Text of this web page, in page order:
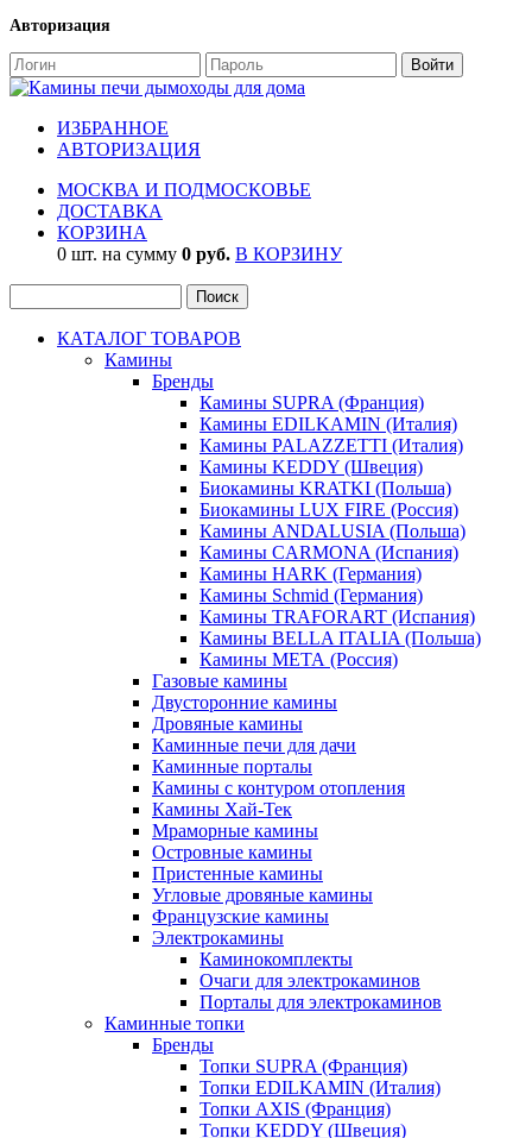
Авторизация
ИЗБРАННОЕ
АВТОРИЗАЦИЯ
МОСКВА И ПОДМОСКОВЬЕ
ДОСТАВКА
КОРЗИНА
0 шт. на сумму 0 руб. В КОРЗИНУ
КАТАЛОГ ТОВАРОВ
Камины
Бренды
Камины SUPRA (Франция)
Камины EDILKAMIN (Италия)
Камины PALAZZETTI (Италия)
Камины KEDDY (Швеция)
Биокамины KRATKI (Польша)
Биокамины LUX FIRE (Россия)
Камины ANDALUSIA (Польша)
Камины CARMONA (Испания)
Камины HARK (Германия)
Камины Schmid (Германия)
Камины TRAFORART (Испания)
Камины BELLA ITALIA (Польша)
Камины МЕТА (Россия)
Газовые камины
Двусторонние камины
Дровяные камины
Каминные печи для дачи
Каминные порталы
Камины с контуром отопления
Камины Хай-Тек
Мраморные камины
Островные камины
Пристенные камины
Угловые дровяные камины
Французские камины
Электрокамины
Каминокомплекты
Очаги для электрокаминов
Порталы для электрокаминов
Каминные топки
Бренды
Топки SUPRA (Франция)
Топки EDILKAMIN (Италия)
Топки AXIS (Франция)
Топки KEDDY (Швеция)